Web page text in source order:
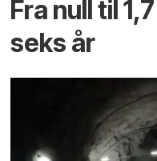
Fra null til
seks år